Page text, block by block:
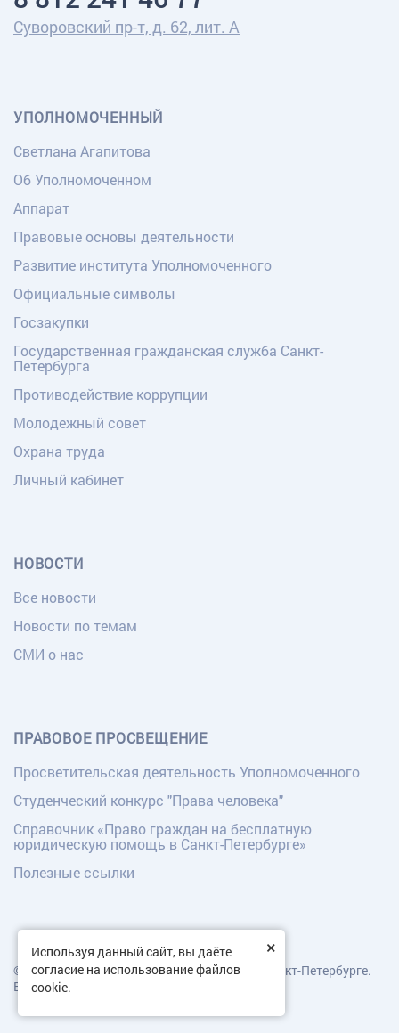
Суворовский пр-т, д. 62, лит. А
УПОЛНОМОЧЕННЫЙ
Светлана Агапитова
Об Уполномоченном
Аппарат
Правовые основы деятельности
Развитие института Уполномоченного
Официальные символы
Госзакупки
Государственная гражданская служба Санкт-
Петербурга
Противодействие коррупции
Молодежный совет
Охрана труда
Личный кабинет
НОВОСТИ
Все новости
Новости по темам
СМИ о нас
ПРАВОВОЕ ПРОСВЕЩЕНИЕ
Просветительская деятельность Уполномоченного
Студенческий конкурс "Права человека"
Справочник «Право граждан на бесплатную
юридическую помощь в Санкт-Петербурге»
Полезные ссылки
© Уполномоченный по правам человека в Санкт-Петербурге.
Все права защищены.
×
Используя данный сайт, вы даёте
согласие на использование файлов
cookie.